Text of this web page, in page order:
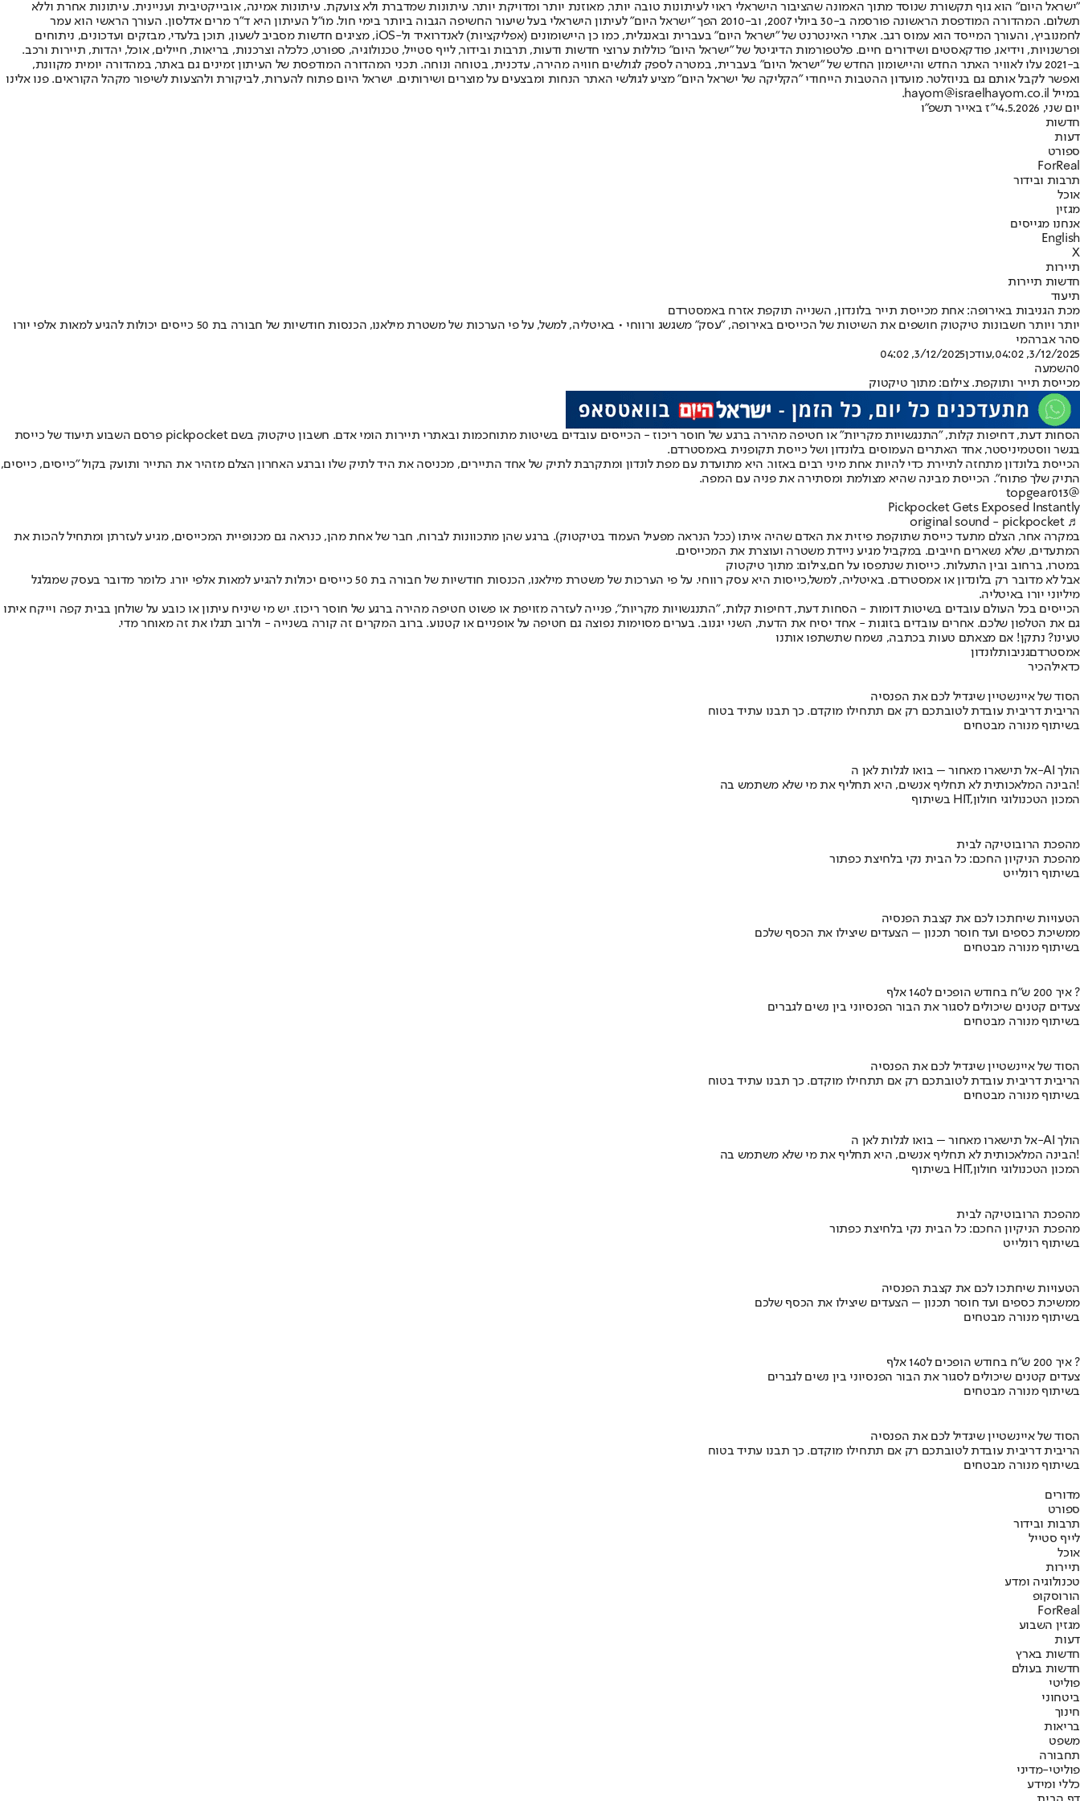
"ישראל היום" הוא גוף תקשורת שנוסד מתוך האמונה שהציבור הישראלי ראוי לעיתונות טובה יותר, מאוזנת יותר ומדויקת יותר. עיתונות שמדברת ולא צועקת. עיתונות אמינה, אובייקטיבית ועניינית. עיתונות אחרת וללא
תשלום. המהדורה המודפסת הראשונה פורסמה ב-30 ביולי 2007, וב-2010 הפך "ישראל היום" לעיתון הישראלי בעל שיעור החשיפה הגבוה ביותר בימי חול. מו"ל העיתון היא ד"ר מרים אדלסון. העורך הראשי הוא עמר
לחמנוביץ, והעורך המייסד הוא עמוס רגב. אתרי האינטרנט של "ישראל היום" בעברית ובאנגלית, כמו כן היישומונים (אפליקציות) לאנדרואיד ול-iOS, מציגים חדשות מסביב לשעון, תוכן בלעדי, מבזקים ועדכונים, ניתוחים
ופרשנויות, וידיאו, פודקאסטים ושידורים חיים. פלטפורמות הדיגיטל של "ישראל היום" כוללות ערוצי חדשות ודעות, תרבות ובידור, לייף סטייל, טכנולוגיה, ספורט, כלכלה וצרכנות, בריאות, חיילים, אוכל, יהדות, תיירות ורכב.
ב-2021 עלו לאוויר האתר החדש והיישומון החדש של "ישראל היום" בעברית, במטרה לספק לגולשים חוויה מהירה, עדכנית, בטוחה ונוחה. תכני המהדורה המודפסת של העיתון זמינים גם באתר, במהדורה יומית מקוונת,
ואפשר לקבל אותם גם בניוזלטר. מועדון ההטבות הייחודי "הקליקה של ישראל היום" מציע לגולשי האתר הנחות ומבצעים על מוצרים ושירותים. ישראל היום פתוח להערות, לביקורת ולהצעות לשיפור מקהל הקוראים. פנו אלינו
במייל hayom@israelhayom.co.il.
יום שני, 4.5.2026
י"ז באייר תשפ"ו
חדשות
דעות
ספורט
ForReal
תרבות ובידור
אוכל
מגזין
אנחנו מגייסים
English
X
תיירות
חדשות תיירות
תיעוד
מכת הגניבות באירופה: אחת מכייסת תייר בלונדון, השנייה תוקפת אזרח באמסטרדם
יותר ויותר חשבונות טיקטוק חושפים את השיטות של הכייסים באירופה, "עסק" משגשג ורווחי • באיטליה, למשל, על פי הערכות של משטרת מילאנו, הכנסות חודשיות של חבורה בת 50 כייסים יכולות להגיע למאות אלפי יורו
סהר אברהמי
3/12/2025, 04:02
,עודכן3/12/2025, 04:02
0השמעה
מכייסת תייר ותוקפת. צילום: מתוך טיקטוק
הסחות דעת, דחיפות קלות, "התנגשויות מקריות" או חטיפה מהירה ברגע של חוסר ריכוז - הכייסים עובדים בשיטות מתוחכמות ובאתרי תיירות הומי אדם. חשבון טיקטוק בשם pickpocket פרסם השבוע תיעוד של כייסת
בגשר ווסטמיניסטר, אחד האתרים העמוסים בלונדון ושל כייסת תקופנית באמסטרדם.
הכייסת בלונדון מתחזה לתיירת כדי להיות אחת מיני רבים באזור. היא מתועדת עם מפת לונדון ומתקרבת לתיק של אחד התיירים, מכניסה את היד לתיק שלו וברגע האחרון הצלם מזהיר את התייר ותועק בקול "כייסים, כייסים,
התיק שלך פתוח". הכייסת מבינה שהיא מצולמת ומסתירה את פניה עם המפה.
@topgear013
Pickpocket Gets Exposed Instantly
♬ original sound - pickpocket
במקרה אחר, הצלם מתעד כייסת שתוקפת פיזית את האדם שהיה איתו (ככל הנראה מפעיל העמוד בטיקטוק). ברגע שהן מתכוונות לברוח, חבר של אחת מהן, כנראה גם מכנופיית המכייסים, מגיע לעזרתן ומתחיל להכות את
המתעדים, שלא נשארים חייבים. במקביל מגיע ניידת משטרה ועוצרת את המכייסים.
במטרו, ברחוב ובין התעלות. כייסות שנתפסו על חם,צילום: מתוך טיקטוק
אבל לא מדובר רק בלונדון או אמסטרדם. באיטליה, למשל,כייסות היא עסק רווחי
. על פי הערכות של משטרת מילאנו, הכנסות חודשיות של חבורה בת 50 כייסים יכולות להגיע למאות אלפי יורו. כלומר מדובר בעסק שמגלגל
מיליוני יורו באיטליה.
הכייסים בכל העולם עובדים בשיטות דומות - הסחות דעת, דחיפות קלות, "התנגשויות מקריות", פנייה לעזרה מזויפת או פשוט חטיפה מהירה ברגע של חוסר ריכוז. יש מי שיניח עיתון או כובע על שולחן בבית קפה וייקח איתו
גם את הטלפון שלכם. אחרים עובדים בזוגות - אחד יסיח את הדעת, השני יגנוב. בערים מסוימות נפוצה גם חטיפה על אופניים או קטנוע. ברוב המקרים זה קורה בשנייה - ולרוב תגלו את זה מאוחר מדי.
טעינו? נתקן! אם מצאתם טעות בכתבה, נשמח שתשתפו אותנו
אמסטרדםגניבותלונדון
כדאילהכיר
הסוד של איינשטיין שיגדיל לכם את הפנסיה
הריבית דריבית עובדת לטובתכם רק אם תתחילו מוקדם. כך תבנו עתיד בטוח
בשיתוף מנורה מבטחים
אל תישארו מאחור – בואו לגלות לאן ה-AI הולך
הבינה המלאכותית לא תחליף אנשים, היא תחליף את מי שלא משתמש בה!
בשיתוף HIT,המכון הטכנולוגי חולון
מהפכת הרובוטיקה לבית
מהפכת הניקיון החכם: כל הבית נקי בלחיצת כפתור
בשיתוף רונלייט
הטעויות שיחתכו לכם את קצבת הפנסיה
ממשיכת כספים ועד חוסר תכנון – הצעדים שיצילו את הכסף שלכם
בשיתוף מנורה מבטחים
איך 200 ש"ח בחודש הופכים ל140 אלף ?
צעדים קטנים שיכולים לסגור את הבור הפנסיוני בין נשים לגברים
בשיתוף מנורה מבטחים
הסוד של איינשטיין שיגדיל לכם את הפנסיה
הריבית דריבית עובדת לטובתכם רק אם תתחילו מוקדם. כך תבנו עתיד בטוח
בשיתוף מנורה מבטחים
אל תישארו מאחור – בואו לגלות לאן ה-AI הולך
הבינה המלאכותית לא תחליף אנשים, היא תחליף את מי שלא משתמש בה!
בשיתוף HIT,המכון הטכנולוגי חולון
מהפכת הרובוטיקה לבית
מהפכת הניקיון החכם: כל הבית נקי בלחיצת כפתור
בשיתוף רונלייט
הטעויות שיחתכו לכם את קצבת הפנסיה
ממשיכת כספים ועד חוסר תכנון – הצעדים שיצילו את הכסף שלכם
בשיתוף מנורה מבטחים
איך 200 ש"ח בחודש הופכים ל140 אלף ?
צעדים קטנים שיכולים לסגור את הבור הפנסיוני בין נשים לגברים
בשיתוף מנורה מבטחים
הסוד של איינשטיין שיגדיל לכם את הפנסיה
הריבית דריבית עובדת לטובתכם רק אם תתחילו מוקדם. כך תבנו עתיד בטוח
בשיתוף מנורה מבטחים
מדורים
ספורט
תרבות ובידור
לייף סטייל
אוכל
תיירות
טכנולוגיה ומדע
הורוסקופ
ForReal
מגזין השבוע
דעות
חדשות בארץ
חדשות בעולם
פוליטי
ביטחוני
חינוך
בריאות
משפט
תחבורה
פוליטי-מדיני
כללי ומידע